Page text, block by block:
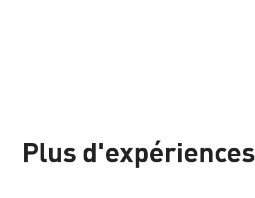
Plus d'expériences